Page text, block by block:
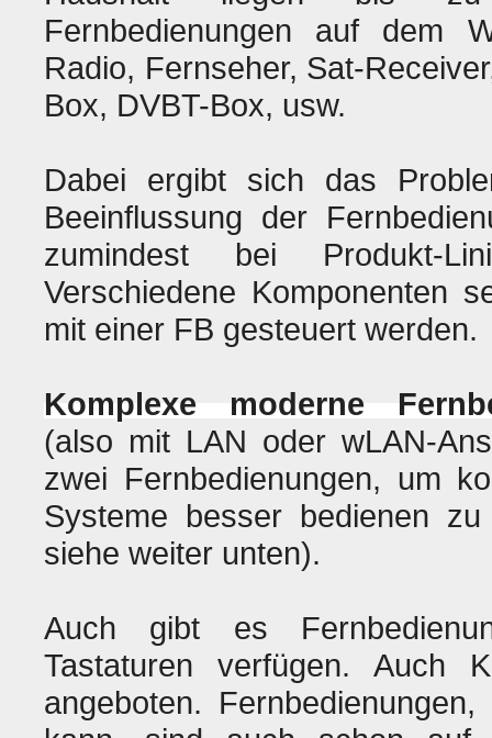
Fernbedienungen auf dem
Radio, Fernseher, Sat-
Box, DVBT-Box, usw.
Dabei ergibt sich das
Beeinflussung der
zumindest bei Produkt-
Verschiedene Komponenten
mit einer FB gesteuert werden.
Komplexe moderne
(also mit LAN oder wLAN-
zwei Fernbedienungen, um
Systeme besser bedienen
siehe weiter unten).
Auch gibt es
Tastaturen verfügen. Auch
angeboten.